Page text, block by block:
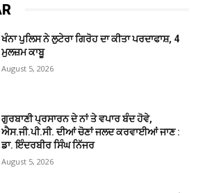
ਖੰਨਾ ਪੁਲਿਸ ਨੇ ਲੁਟੇਰਾ ਗਿਰੋਹ ਦਾ ਕੀਤਾ ਪਰਦਾਫਾਸ਼, 4
ਮੁਲਜ਼ਮ ਕਾਬੂ
August 5, 2026
ਗੁਰਬਾਣੀ ਪ੍ਰਸਾਰਨ ਦੇ ਨਾਂ ਤੇ ਵਪਾਰ ਬੰਦ ਹੋਵੇ,
ਐਸ.ਜੀ.ਪੀ.ਸੀ. ਦੀਆਂ ਚੋਣਾਂ ਜਲਦ ਕਰਵਾਈਆਂ ਜਾਣ :
ਡਾ. ਇੰਦਰਬੀਰ ਸਿੰਘ ਨਿੱਜਰ
August 5, 2026